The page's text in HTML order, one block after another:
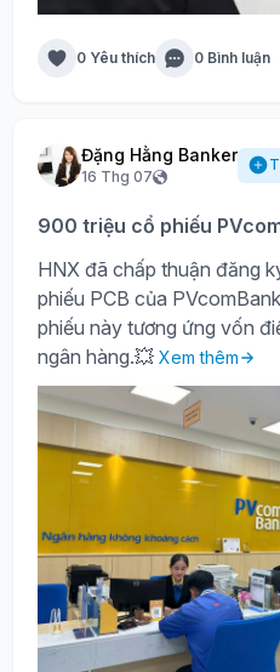
0 Yêu thích 0 Bình luận
Đặng Hằng Banker
16 Thg 07
900 triệu cổ phiếu
HNX đã chấp thuận đăng
phiếu PCB của
phiếu này tương ứng vốn
ngân hàng.💥 Xem thêm